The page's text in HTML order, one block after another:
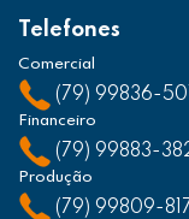
Telefones
Comercial
(79) 99836-
Financeiro
(79) 99883-
Produção
(79) 99809-